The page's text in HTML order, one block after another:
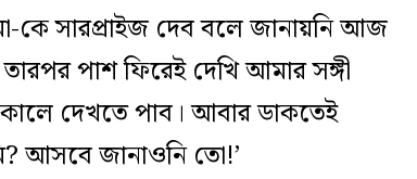
কে সারপ্রাইজ দেব বলে জানায়নি আজ
পাশ ফিরেই দেখি আমার সঙ্গী
দেখতে পাব। আবার ডাকতেই
আসবে জানাওনি তো!’